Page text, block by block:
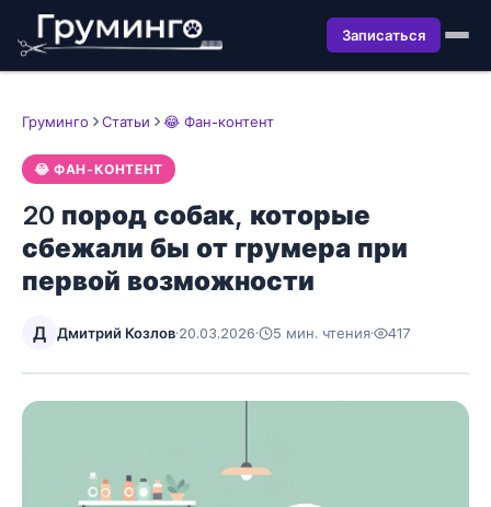
Записаться
Груминго Статьи 😂 Фан-контент
😂 ФАН-КОНТЕНТ
20 пород собак, которые
сбежали бы от грумера при
первой возможности
Д Дмитрий Козлов·20.03.2026· 5 мин. чтения· 417